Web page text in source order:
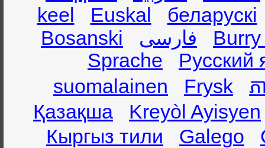
keel
Euskal
беларускі
Bosanski
فارسی
Sprache
Русский
suomalainen
Frysk
ភ
Қазақша
Kreyòl Ayisyen
Кыргыз тили
Galego